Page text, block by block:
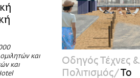
και
και
Οδηγός Τέχνες &
Πολιτισμός Το